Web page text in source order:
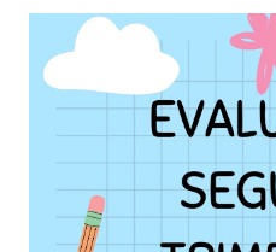
gran utilidad para docentes y
agradecemos a los autores de
Recordamos también que
con fines informativos y
agentes de la educación. 👏
Evaluación Segundo Trimestre
Trimestre 2do Grado